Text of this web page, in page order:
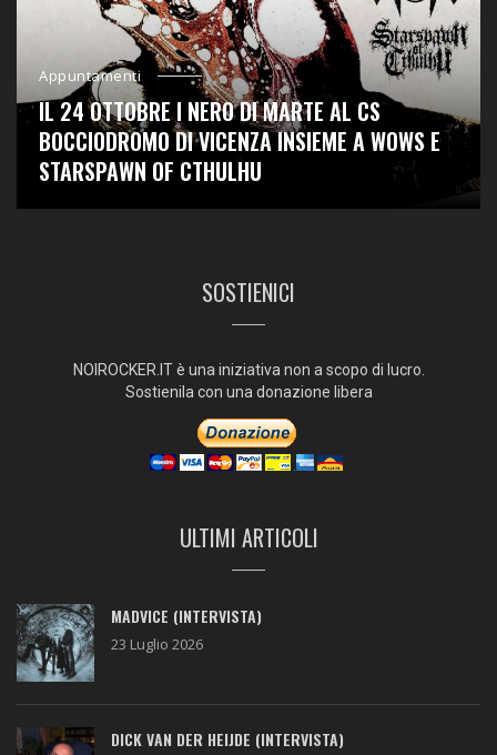
Appuntamenti
IL 24 OTTOBRE I NERO DI MARTE AL CS
BOCCIODROMO DI VICENZA INSIEME A WOWS E
STARSPAWN OF CTHULHU
SOSTIENICI
NOIROCKER.IT è una iniziativa non a scopo di lucro.
Sostienila con una donazione libera
ULTIMI ARTICOLI
MADVICE (INTERVISTA)
23 Luglio 2026
DICK VAN DER HEIJDE (INTERVISTA)